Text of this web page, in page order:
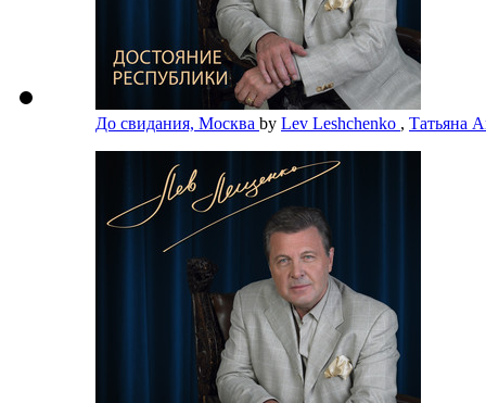
До свидания, Москва by Lev Leshchenko , Татьяна